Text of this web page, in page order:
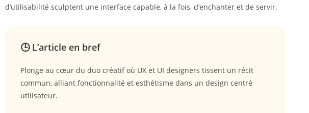
d’utilisabilité sculptent une interface capable, à la fois, d’enchanter et de servir.
🕒 L’article en bref
Plonge au cœur du duo créatif où UX et UI designers tissent un récit
commun, alliant fonctionnalité et esthétisme dans un design centré
utilisateur.